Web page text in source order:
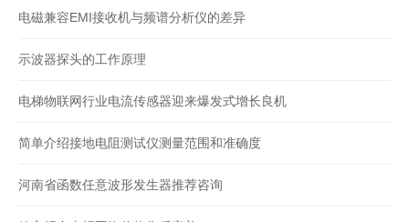
电磁兼容EMI接收机与频谱分析仪的差异
示波器探头的工作原理
电梯物联网行业电流传感器迎来爆发式增长良机
简单介绍接地电阻测试仪测量范围和准确度
河南省函数任意波形发生器推荐咨询